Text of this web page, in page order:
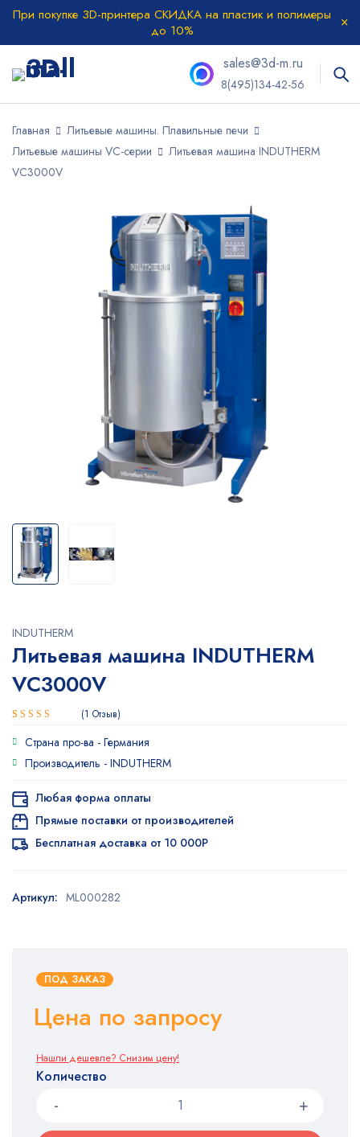
При покупке 3D-принтера СКИДКА на пластик и полимеры
до 10%
sales@3d-m.ru
8(495)134-42-56
Главная
Литьевые машины. Плавильные печи
Литьевые машины VC-серии
Литьевая машина INDUTHERM
VC3000V
INDUTHERM
Литьевая машина INDUTHERM
VC3000V
5.00из 5
на основе
опроса
1 Отзыв
Страна про-ва - Германия
Производитель - INDUTHERM
ПОД ЗАКАЗ
Цена по запросу
Нашли дешевле? Снизим цену!
Количество
Любая форма оплаты
Прямые поставки от производителей
Бесплатная доставка от 10 000Р
Артикул: ML000282